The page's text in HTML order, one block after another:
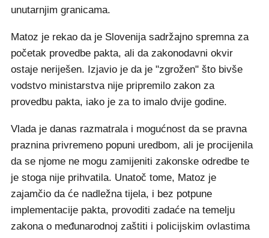
unutarnjim granicama.
Matoz je rekao da je Slovenija sadržajno spremna za
početak provedbe pakta, ali da zakonodavni okvir
ostaje neriješen. Izjavio je da je "zgrožen" što bivše
vodstvo ministarstva nije pripremilo zakon za
provedbu pakta, iako je za to imalo dvije godine.
Vlada je danas razmatrala i mogućnost da se pravna
praznina privremeno popuni uredbom, ali je procijenila
da se njome ne mogu zamijeniti zakonske odredbe te
je stoga nije prihvatila. Unatoč tome, Matoz je
zajamčio da će nadležna tijela, i bez potpune
implementacije pakta, provoditi zadaće na temelju
zakona o međunarodnoj zaštiti i policijskim ovlastima